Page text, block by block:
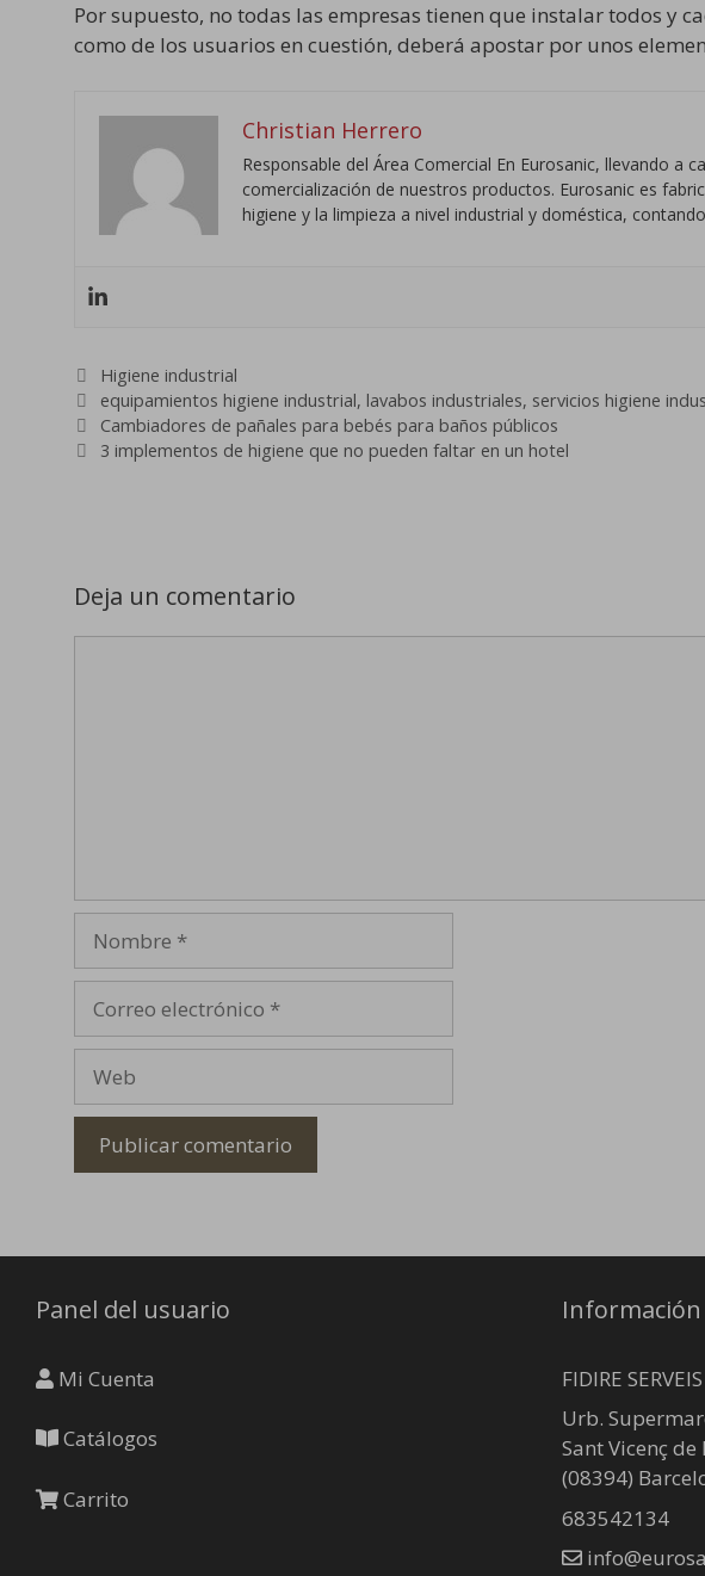
Por supuesto, no todas las empresas tienen que instalar todos y
como de los usuarios en cuestión, deberá apostar por unos
Christian Herrero
Responsable del Área Comercial En Eurosanic, llevando
comercialización de nuestros productos. Eurosanic es
higiene y la limpieza a nivel industrial y doméstica,
Categorías
Higiene industrial
Etiquetas
equipamientos higiene industrial, lavabos industriales, servicios higiene
Cambiadores de pañales para bebés para baños públicos
3 implementos de higiene que no pueden faltar en un hotel
Deja un comentario
electrónico
Panel del usuario
Mi Cuenta
Catálogos
Carrito
FIDIRE
Urb.
Sant Vicenç
(08394)
683542134